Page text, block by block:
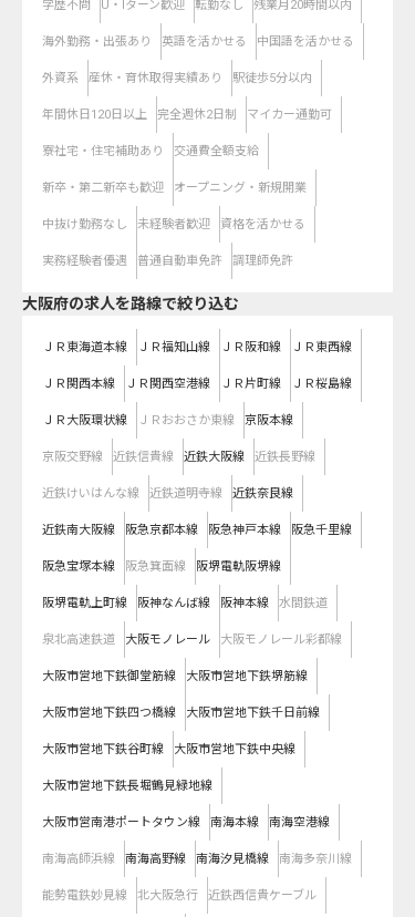
学歴不問 U・Iターン歓迎 転勤なし 残業月20時間以内
海外勤務・出張あり 英語を活かせる 中国語を活かせる
外資系 産休・育休取得実績あり 駅徒歩5分以内
年間休日120日以上 完全週休2日制 マイカー通勤可
寮社宅・住宅補助あり 交通費全額支給
新卒・第二新卒も歓迎 オープニング・新規開業
中抜け勤務なし 未経験者歓迎 資格を活かせる
実務経験者優遇 普通自動車免許 調理師免許
大阪府の求人を路線で絞り込む
ＪＲ東海道本線 ＪＲ福知山線 ＪＲ阪和線 ＪＲ東西線
ＪＲ関西本線 ＪＲ関西空港線 ＪＲ片町線 ＪＲ桜島線
ＪＲ大阪環状線 ＪＲおおさか東線 京阪本線
京阪交野線 近鉄信貴線 近鉄大阪線 近鉄長野線
近鉄けいはんな線 近鉄道明寺線 近鉄奈良線
近鉄南大阪線 阪急京都本線 阪急神戸本線 阪急千里線
阪急宝塚本線 阪急箕面線 阪堺電軌阪堺線
阪堺電軌上町線 阪神なんば線 阪神本線 水間鉄道
泉北高速鉄道 大阪モノレール 大阪モノレール彩都線
大阪市営地下鉄御堂筋線 大阪市営地下鉄堺筋線
大阪市営地下鉄四つ橋線 大阪市営地下鉄千日前線
大阪市営地下鉄谷町線 大阪市営地下鉄中央線
大阪市営地下鉄長堀鶴見緑地線
大阪市営南港ポートタウン線 南海本線 南海空港線
南海高師浜線 南海高野線 南海汐見橋線 南海多奈川線
能勢電鉄妙見線 北大阪急行 近鉄西信貴ケーブル